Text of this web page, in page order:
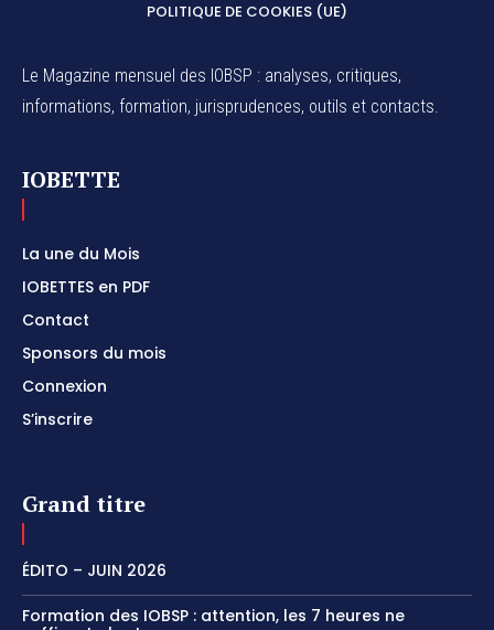
POLITIQUE DE COOKIES (UE)
Le Magazine mensuel des IOBSP : analyses, critiques,
informations, formation, jurisprudences, outils et contacts.
IOBETTE
La une du Mois
IOBETTES en PDF
Contact
Sponsors du mois
Connexion
S’inscrire
Grand titre
ÉDITO – JUIN 2026
Formation des IOBSP : attention, les 7 heures ne